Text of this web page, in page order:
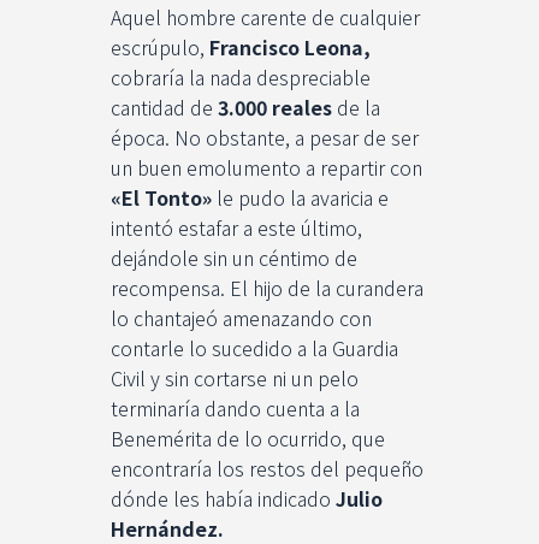
Aquel hombre carente de cualquier
escrúpulo, Francisco Leona,
cobraría la nada despreciable
cantidad de 3.000 realesde la
época. No obstante, a pesar de ser
un buen emolumento a repartir con
«El Tonto»le pudo la avaricia e
intentó estafar a este último,
dejándole sin un céntimo de
recompensa. El hijo de la curandera
lo chantajeó amenazando con
contarle lo sucedido a la Guardia
Civil y sin cortarse ni un pelo
terminaría dando cuenta a la
Benemérita de lo ocurrido, que
encontraría los restos del pequeño
dónde les había indicado Julio
Hernández.